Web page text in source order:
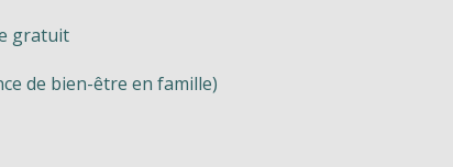
gratuit
de bien-être en famille)